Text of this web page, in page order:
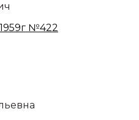
№422